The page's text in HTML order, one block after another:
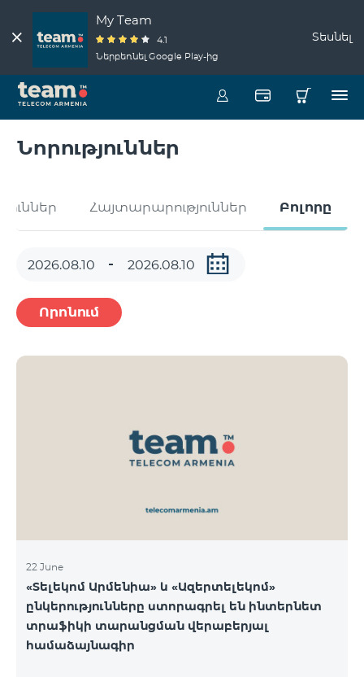
My Team
4.1
Ներբեռնել Google Play-ից
Տեսնել
Նորություններ
Հայտարարություններ Բոլորը
Որոնում
22 June
«Տելեկոմ Արմենիա» և «Ազերտելեկոմ»
ընկերությունները ստորագրել են ինտերնետ
տրաֆիկի տարանցման վերաբերյալ
համաձայնագիր